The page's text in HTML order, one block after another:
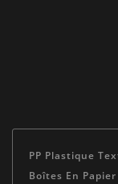
PP Plastique
Boîtes En